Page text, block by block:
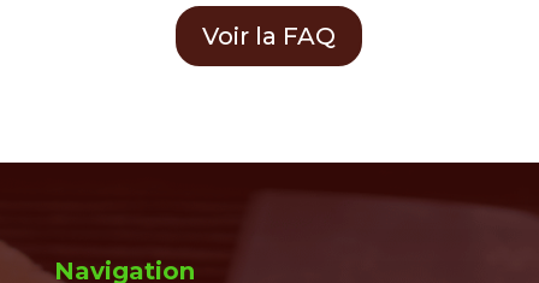
Voir la FAQ
Navigation